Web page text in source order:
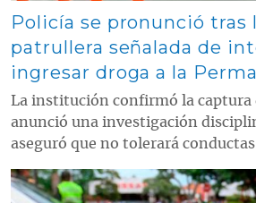
Policía se pronunció tras
patrullera señalada de
ingresar droga a la
La institución confirmó la captura
anunció una investigación
aseguró que no tolerará
Contenido multimedia principal